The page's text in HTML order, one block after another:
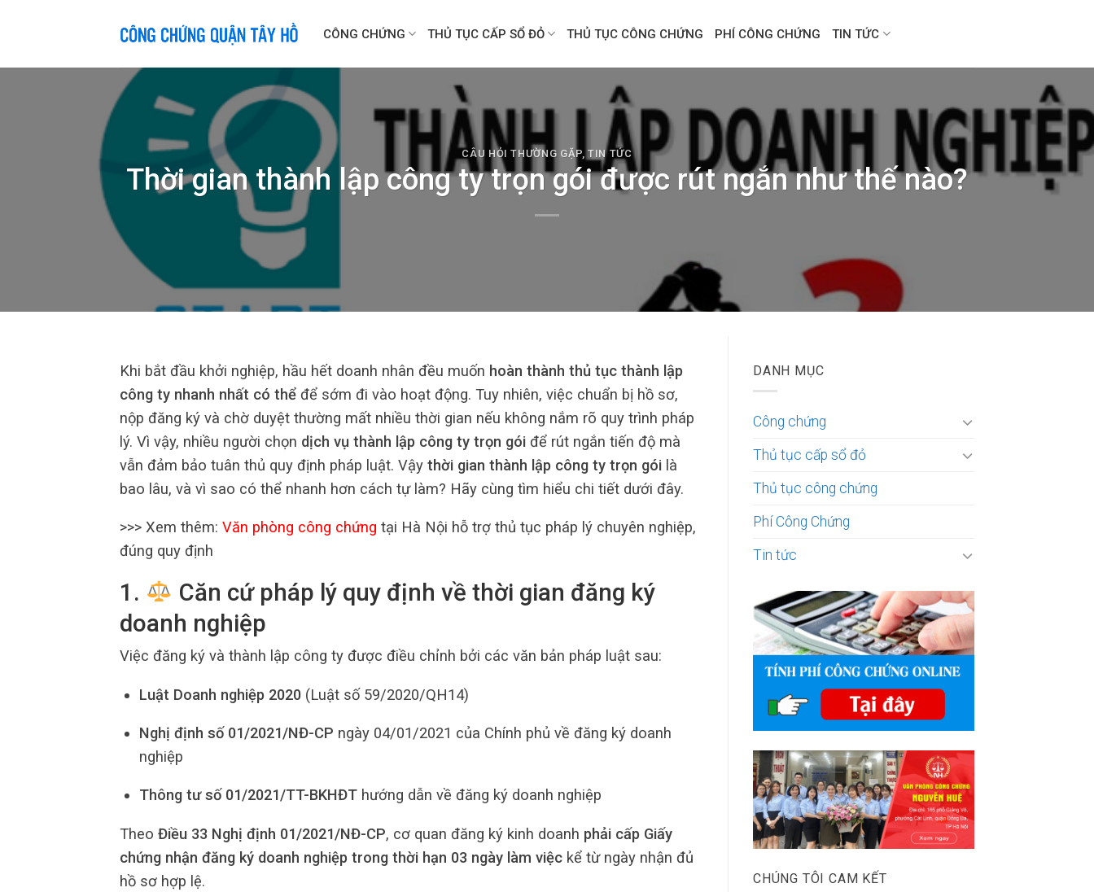
CÔNG CHỨNG THỦ TỤC CẤP SỔ ĐỎ THỦ TỤC CÔNG CHỨNG PHÍ CÔNG CHỨNG TIN TỨC
CÂU HỎI THƯỜNG GẶP,TIN TỨC
Thời gian thành lập công ty trọn gói được rút ngắn như thế nào?
Khi bắt đầu khởi nghiệp, hầu hết doanh nhân đều muốn hoàn thành thủ tục thành lập
công ty nhanh nhất có thể để sớm đi vào hoạt động. Tuy nhiên, việc chuẩn bị hồ sơ,
nộp đăng ký và chờ duyệt thường mất nhiều thời gian nếu không nắm rõ quy trình pháp
lý. Vì vậy, nhiều người chọn dịch vụ thành lập công ty trọn gói để rút ngắn tiến độ mà
vẫn đảm bảo tuân thủ quy định pháp luật. Vậy thời gian thành lập công ty trọn gói là
bao lâu, và vì sao có thể nhanh hơn cách tự làm? Hãy cùng tìm hiểu chi tiết dưới đây.
>>> Xem thêm: Văn phòng công chứng tại Hà Nội hỗ trợ thủ tục pháp lý chuyên nghiệp,
đúng quy định
1.
Căn cứ pháp lý quy định về thời gian đăng ký
doanh nghiệp
Việc đăng ký và thành lập công ty được điều chỉnh bởi các văn bản pháp luật sau:
Luật Doanh nghiệp 2020(Luật số 59/2020/QH14)
Nghị định số 01/2021/NĐ-CP ngày 04/01/2021 của Chính phủ về đăng ký doanh
nghiệp
Thông tư số 01/2021/TT-BKHĐThướng dẫn về đăng ký doanh nghiệp
Theo Điều 33 Nghị định 01/2021/NĐ-CP, cơ quan đăng ký kinh doanh phải cấp Giấy
chứng nhận đăng ký doanh nghiệp trong thời hạn 03 ngày làm việc kể từ ngày nhận đủ
hồ sơ hợp lệ.
DANH MỤC
Công chứng
Thủ tục cấp sổ đỏ
Thủ tục công chứng
Phí Công Chứng
Tin tức
CHÚNG TÔI CAM KẾT